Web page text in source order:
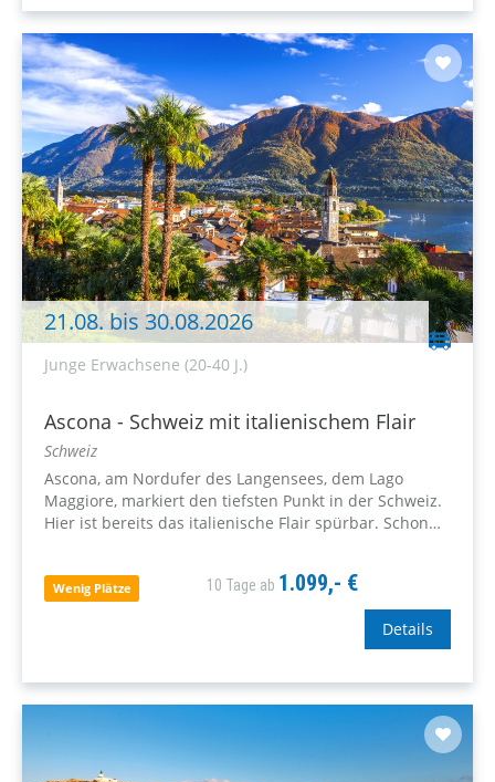
21.08. bis 30.08.2026
Junge Erwachsene (20-40 J.)
Ascona - Schweiz mit italienischem Flair
Schweiz
Ascona, am Nordufer des Langensees, dem Lago
Maggiore, markiert den tiefsten Punkt in der Schweiz.
Hier ist bereits das italienische Flair spürbar. Schon
Wenig Plätze 10 Tage ab 1.099,- €
Details